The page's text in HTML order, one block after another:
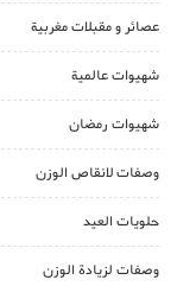
عصائر و مقبلات مغربية
شهيوات عالمية
شهيوات رمضان
وصفات لانقاص الوزن
حلويات العيد
وصفات لزيادة الوزن